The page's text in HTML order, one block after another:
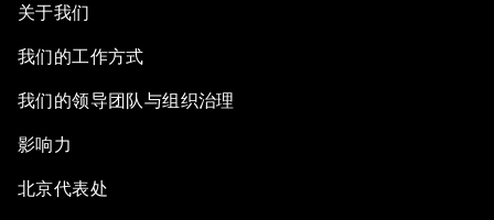
关于我们
我们的工作方式
我们的领导团队与组织治理
影响力
北京代表处